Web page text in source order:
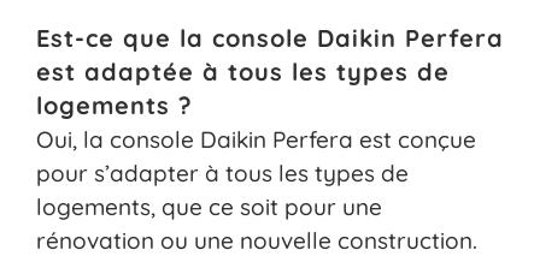
Est-ce que la console Daikin Perfera
est adaptée à tous les types de
logements ?
Oui, la console Daikin Perfera est conçue
pour s’adapter à tous les types de
logements, que ce soit pour une
rénovation ou une nouvelle construction.